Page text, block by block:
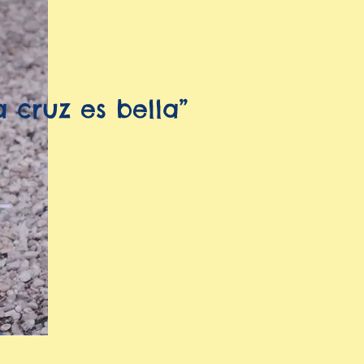
cruz es bella”